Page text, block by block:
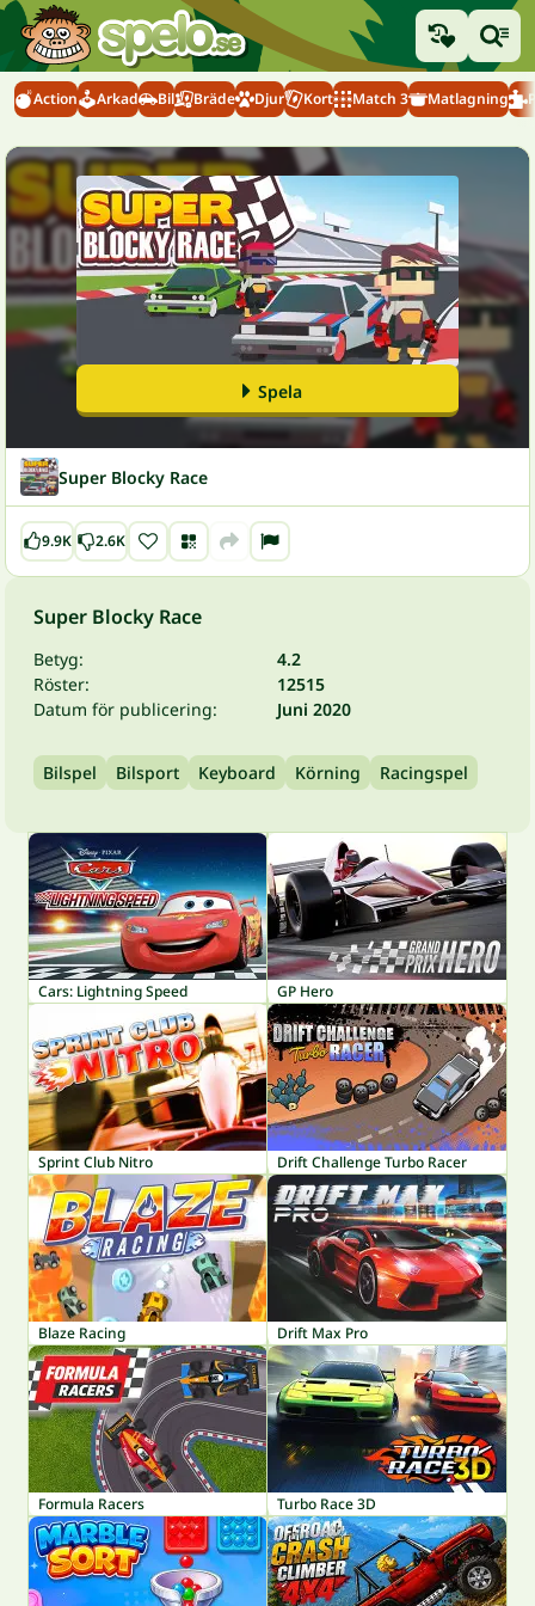
Action Arkad Bil Bräde Djur Kort Match 3 Matlagning
Spela
Super Blocky Race
9.9K 2.6K
Super Blocky Race
Betyg:
4.2
Röster:
12515
Datum för publicering:
Juni 2020
Bilspel Bilsport Keyboard Körning Racingspel
Cars: Lightning Speed GP Hero
Sprint Club Nitro Drift Challenge Turbo Racer
Blaze Racing Drift Max Pro
Formula Racers Turbo Race 3D